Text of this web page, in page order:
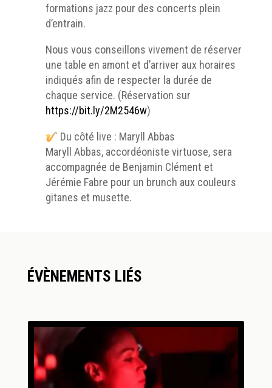
formations jazz pour des concerts plein
d’entrain.
Nous vous conseillons vivement de réserver
une table en amont et d’arriver aux horaires
indiqués afin de respecter la durée de
chaque service. (Réservation sur
https://bit.ly/2M2546w)
Du côté live : Maryll Abbas
Maryll Abbas, accordéoniste virtuose, sera
accompagnée de Benjamin Clément et
Jérémie Fabre pour un brunch aux couleurs
gitanes et musette.
ÉVÈNEMENTS LIÉS